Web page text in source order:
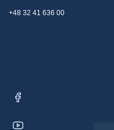
+48 32 41 636 00